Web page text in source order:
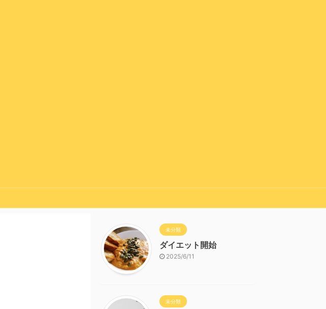
未分類
ダイエット開始
2025/6/11
未分類